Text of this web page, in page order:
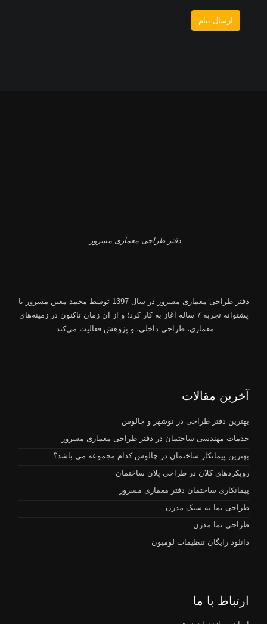
دفتر طراحی معماری مسرور
دفتر طراحی معماری مسرور در سال 1397 توسط محمد معین مسرور با
پشتوانه تجربه 7 ساله آغاز به کار کرد؛ و از آن زمان تاکنون در زمینه‌های
معماری، طراحی داخلی، و پژوهش فعالیت می‌کند.
آخرین مقالات
بهترین دفتر طراحی در نوشهر و چالوس
خدمات مهندسی ساختمان در دفتر طراحی معماری مسرور
بهترین پیمانکار ساختمان در چالوس کدام مجموعه می باشد؟
رویکردهای کلان در طراحی پلان ساختمان
پیمانکاری ساختمان دفتر معماری مسرور
طراحی نما به سبک مدرن
طراحی نما مدرن
دانلود رایگان تنظیمات لومیون
ارتباط با ما